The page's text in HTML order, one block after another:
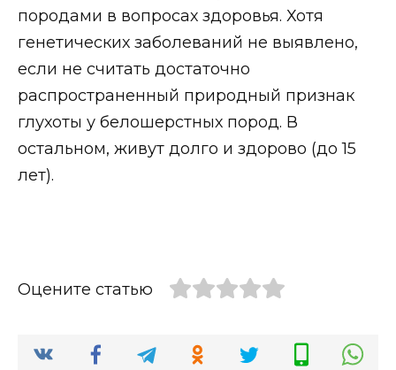
породами в вопросах здоровья. Хотя
генетических заболеваний не выявлено,
если не считать достаточно
распространенный природный признак
глухоты у белошерстных пород. В
остальном, живут долго и здорово (до 15
лет).
Оцените статью